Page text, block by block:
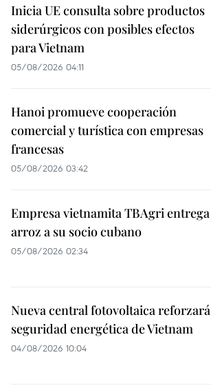
Inicia UE consulta sobre productos
siderúrgicos con posibles efectos
para Vietnam
05/08/2026 04:11
Hanoi promueve cooperación
comercial y turística con empresas
francesas
05/08/2026 03:42
Empresa vietnamita TBAgri entrega
arroz a su socio cubano
05/08/2026 02:34
Nueva central fotovoltaica reforzará
seguridad energética de Vietnam
04/08/2026 10:04